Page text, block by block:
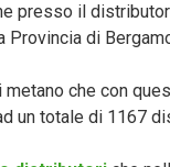
presso il
Provincia di
che con
un totale di 1167